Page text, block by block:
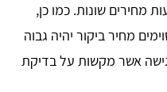
מוכנים מראש עם 3 הצעות מחירים שונות. כמו כן,
מחיר ביקור יהיה גבוה
אשר מקשות על בדיקת